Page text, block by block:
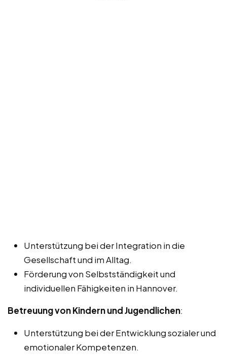
Unterstützung bei der Integration in die
Gesellschaft und im Alltag.
Förderung von Selbstständigkeit und
individuellen Fähigkeiten in Hannover.
Betreuung von Kindern und Jugendlichen:
Unterstützung bei der Entwicklung sozialer und
emotionaler Kompetenzen.